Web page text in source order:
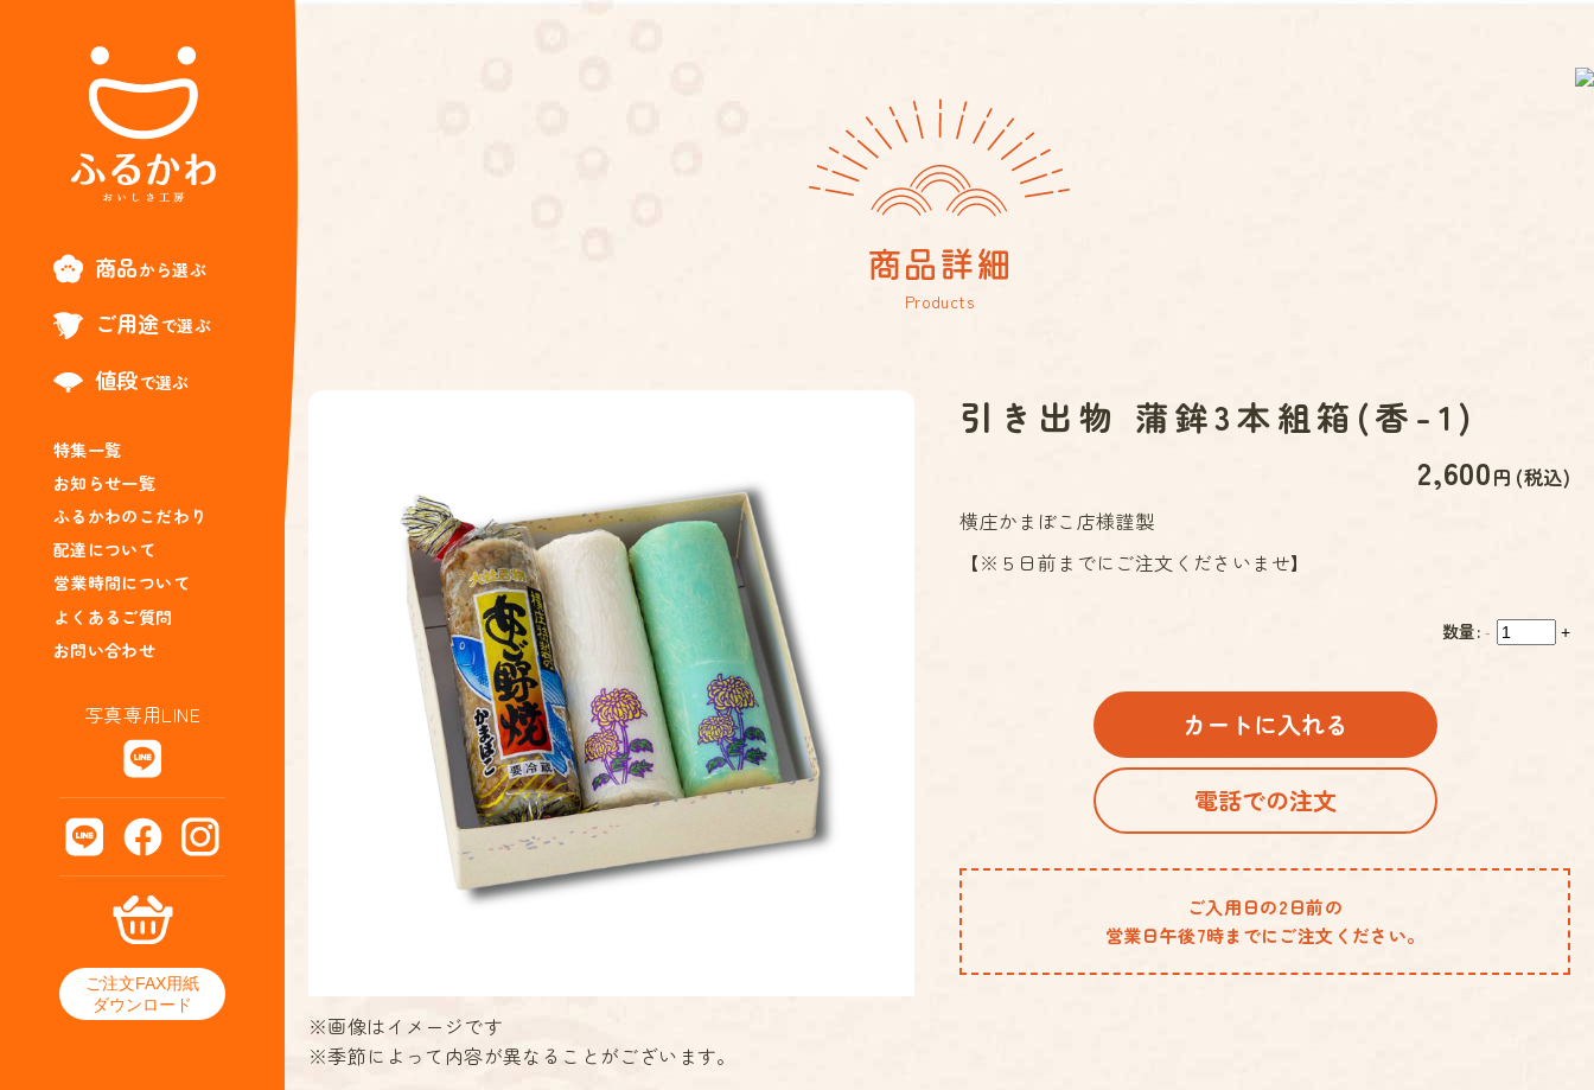
商品から選ぶ
ご用途で選ぶ
値段で選ぶ
特集一覧
お知らせ一覧
ふるかわのこだわり
配達について
営業時間について
よくあるご質問
お問い合わせ
写真専用LINE
ご注文FAX用紙
ダウンロード
商品詳細
Products
※画像はイメージです
※季節によって内容が異なることがございます。
引き出物 蒲鉾3本組箱(香-1)
2,600円 (税込)
横庄かまぼこ店様謹製
【※５日前までにご注文くださいませ】
数量: - +
カートに入れる
電話での注文
ご入用日の2日前の
営業日午後7時までにご注文ください。